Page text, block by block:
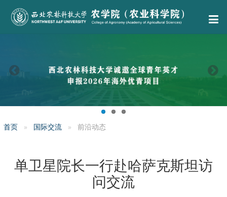
首页 国际交流 前沿动态
单卫星院长一行赴哈萨克斯坦访
问交流